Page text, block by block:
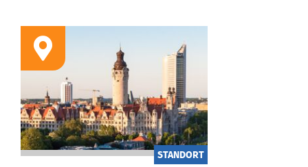
STANDORT